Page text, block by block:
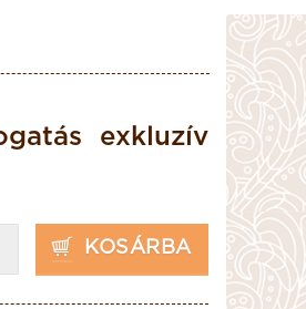
exkluzív
KOSÁRBA